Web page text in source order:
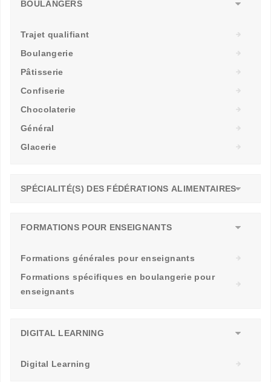
BOULANGERS
Trajet qualifiant
Boulangerie
Pâtisserie
Confiserie
Chocolaterie
Général
Glacerie
SPÉCIALITÉ(S) DES FÉDÉRATIONS ALIMENTAIRES
FORMATIONS POUR ENSEIGNANTS
Formations générales pour enseignants
Formations spécifiques en boulangerie pour
enseignants
DIGITAL LEARNING
Digital Learning